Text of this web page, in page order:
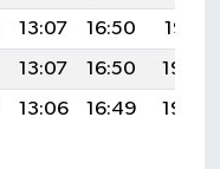
13:07 16:50
19:51
13:07 16:50
19:49
13:06 16:49 19:48